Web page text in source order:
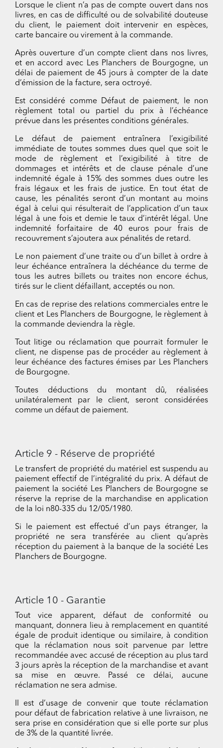
Lorsque le client n’a pas de compte ouvert dans nos
livres, en cas de difficulté ou de solvabilité douteuse
du client, le paiement doit intervenir en espèces,
carte bancaire ou virement à la commande.
Après ouverture d’un compte client dans nos livres,
et en accord avec Les Planchers de Bourgogne, un
délai de paiement de 45 jours à compter de la date
d’émission de la facture, sera octroyé.
Est considéré comme Défaut de paiement, le non
règlement total ou partiel du prix à l’échéance
prévue dans les présentes conditions générales.
Le défaut de paiement entraînera l’exigibilité
immédiate de toutes sommes dues quel que soit le
mode de règlement et l’exigibilité à titre de
dommages et intérêts et de clause pénale d’une
indemnité égale à 15% des sommes dues outre les
frais légaux et les frais de justice. En tout état de
cause, les pénalités seront d’un montant au moins
égal à celui qui résulterait de l’application d’un taux
légal à une fois et demie le taux d’intérêt légal. Une
indemnité forfaitaire de 40 euros pour frais de
recouvrement s’ajoutera aux pénalités de retard.
Le non paiement d’une traite ou d’un billet à ordre à
leur échéance entraînera la déchéance du terme de
tous les autres billets ou traites non encore échus,
tirés sur le client défaillant, acceptés ou non.
En cas de reprise des relations commerciales entre le
client et Les Planchers de Bourgogne, le règlement à
la commande deviendra la règle.
Tout litige ou réclamation que pourrait formuler le
client, ne dispense pas de procéder au règlement à
leur échéance des factures émises par Les Planchers
de Bourgogne.
Toutes déductions du montant dû, réalisées
unilatéralement par le client, seront considérées
comme un défaut de paiement.
Article 9 - Réserve de propriété
Le transfert de propriété du matériel est suspendu au
paiement effectif de l’intégralité du prix. A défaut de
paiement la société Les Planchers de Bourgogne se
réserve la reprise de la marchandise en application
de la loi n80-335 du 12/05/1980.
Si le paiement est effectué d’un pays étranger, la
propriété ne sera transférée au client qu’après
réception du paiement à la banque de la société Les
Planchers de Bourgogne.
Article 10 - Garantie
Tout vice apparent, défaut de conformité ou
manquant, donnera lieu à remplacement en quantité
égale de produit identique ou similaire, à condition
que la réclamation nous soit parvenue par lettre
recommandée avec accusé de réception au plus tard
3 jours après la réception de la marchandise et avant
sa mise en œuvre. Passé ce délai, aucune
réclamation ne sera admise.
Il est d’usage de convenir que toute réclamation
pour défaut de fabrication relative à une livraison, ne
sera prise en considération que si elle porte sur plus
de 3% de la quantité livrée.